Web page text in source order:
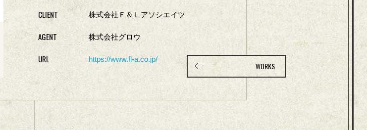
CLIENT 株式会社Ｆ＆Ｌアソシエイツ
AGENT 株式会社グロウ
URL https://www.fl-a.co.jp/
WORKS